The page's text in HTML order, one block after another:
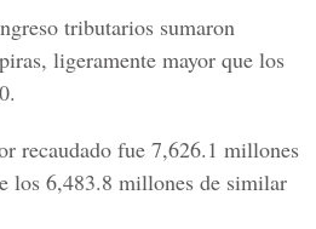
tributarios sumaron
ligeramente mayor que los
recaudado fue 7,626.1 millones
los 6,483.8 millones de similar